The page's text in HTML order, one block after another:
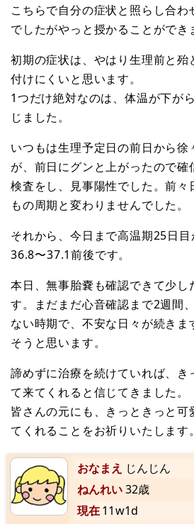
こちらで自分の症状と照らし合わ
でしたがやっと授かることができ
初期の症状は、やはり生理前と殆
付けにくいと思います。
1つだけ絶対なのは、体温が下が
じました。
いつもは生理予定日の前日から徐
が、前日にグンと上がったので確
検査をし、見事陽性でした。前々
もの周期と変わりませんでした。
それから、今日まで高温期25日目
36.8〜37.1前後です。
本日、無事胎嚢も確認できて少し
す。まだまだ心音確認まで2週間
ない時期で、不安な日々が続きま
そうと思います。
諦めずに治療を続けていれば、き
て来てくれると信じてきました。
皆さんの元にも、きっときっと可
てくれることをお祈りいたします。
おなまえ じんじん
ねんれい32歳
現在11w1d